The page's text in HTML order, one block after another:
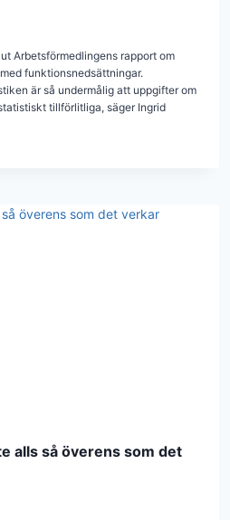
Arbetsförmedlingens rapport om
funktionsnedsättningar.
är så undermålig att uppgifter om
tillförlitliga, säger Ingrid
alls så överens som det